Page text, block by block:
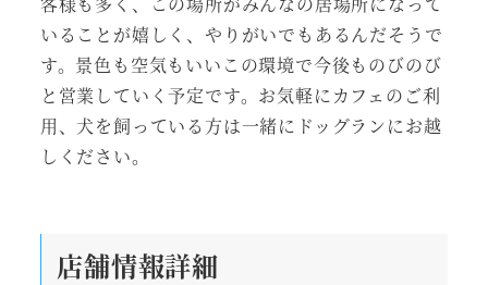
いることが嬉しく、やりがいでもあるんだそうで
す。景色も空気もいいこの環境で今後ものびのび
と営業していく予定です。お気軽にカフェのご利
用、犬を飼っている方は一緒にドッグランにお越
しください。
店舗情報詳細